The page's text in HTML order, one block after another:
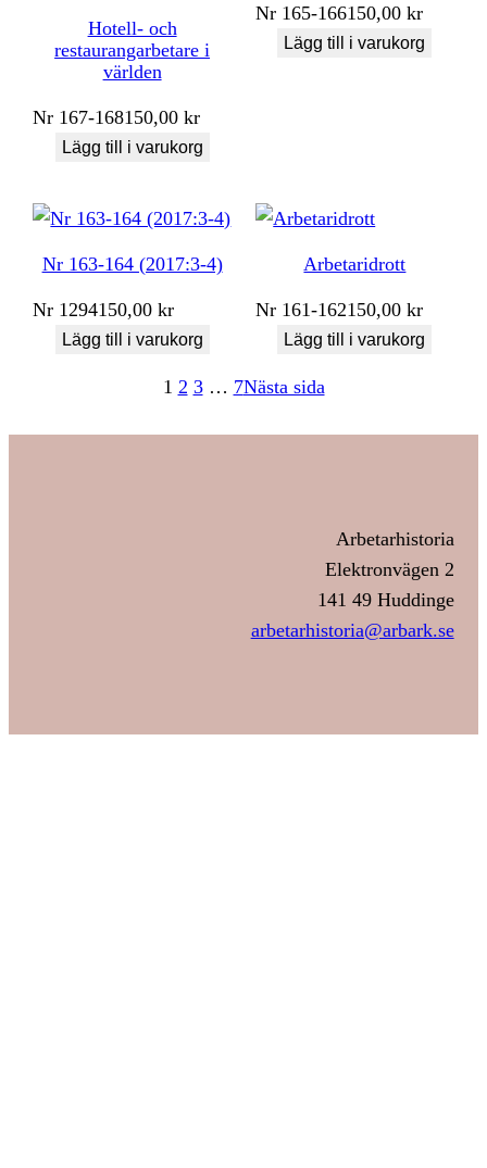
Hotell- och
restaurangarbetare i
världen
Nr 167-168150,00kr
Lägg till i varukorg
Nr 165-166150,00kr
Lägg till i varukorg
Nr 163-164 (2017:3-4)
Nr 1294150,00kr
Lägg till i varukorg
Arbetaridrott
Nr 161-162150,00kr
Lägg till i varukorg
1 2 3 … 7Nästa sida
Arbetarhistoria
Elektronvägen 2
141 49 Huddinge
arbetarhistoria@arbark.se